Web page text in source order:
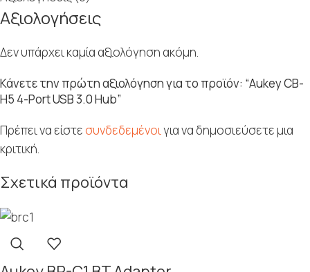
Αξιολογήσεις
Δεν υπάρχει καμία αξιολόγηση ακόμη.
Κάνετε την πρώτη αξιολόγηση για το προϊόν: “Aukey CB-
H5 4-Port USB 3.0 Hub”
Πρέπει να είστε συνδεδεμένοιγια να δημοσιεύσετε μια
κριτική.
Σχετικά προϊόντα